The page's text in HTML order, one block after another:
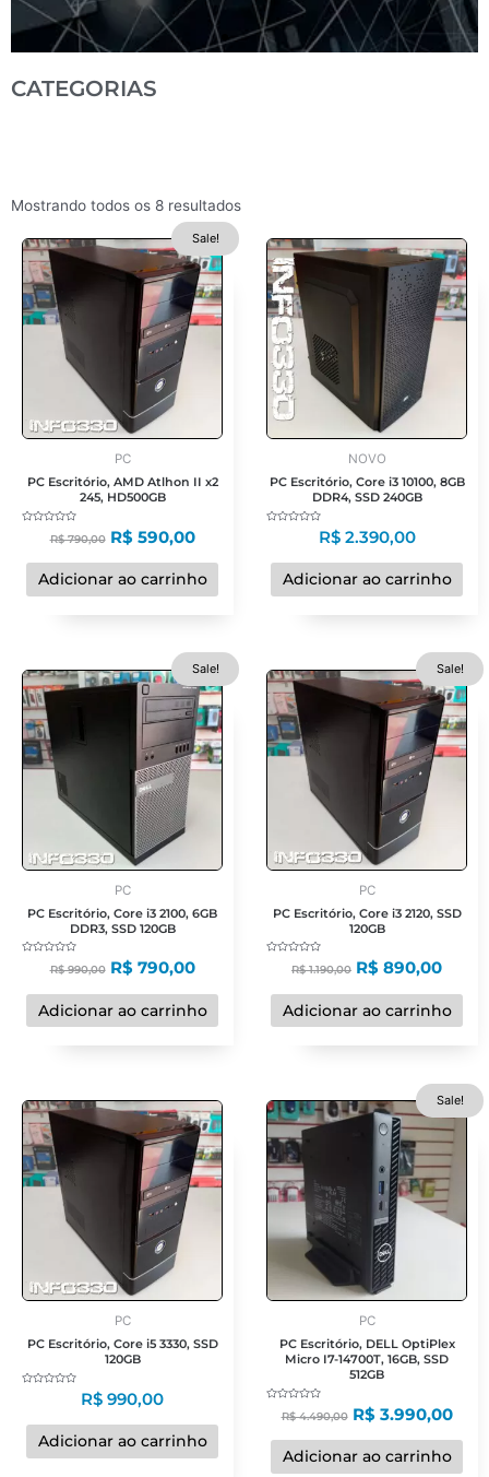
CATEGORIAS
Mostrando todos os 8 resultados
Sale!
PC
PC Escritório, AMD Atlhon II x2
245, HD500GB
R$790,00
O
preço
original
R$ 790,00.
R$ 590,00
O
preço
atual
é:
R$ 590,00.
Adicionar ao carrinho
NOVO
PC Escritório, Core i3 10100, 8GB
DDR4, SSD 240GB
R$2.390,00
Adicionar ao carrinho
Sale!
PC
PC Escritório, Core i3 2100, 6GB
DDR3, SSD 120GB
R$990,00
O
preço
original
R$ 990,00.
R$ 790,00
O
preço
atual
é:
R$ 790,00.
Adicionar ao carrinho
Sale!
PC
PC Escritório, Core i3 2120, SSD
120GB
R$1.190,00
O
preço
original
R$ 1.190,00.
R$ 890,00
O
preço
atual
é:
R$
Adicionar ao carrinho
PC
PC Escritório, Core i5 3330, SSD
120GB
R$ 990,00
Adicionar ao carrinho
Sale!
PC
PC Escritório, DELL OptiPlex
Micro I7-14700T, 16GB, SSD
512GB
R$4.490,00
O
preço
original
R$ 4.490,00.
R$ 3.990,00
O
é:
Adicionar ao carrinho